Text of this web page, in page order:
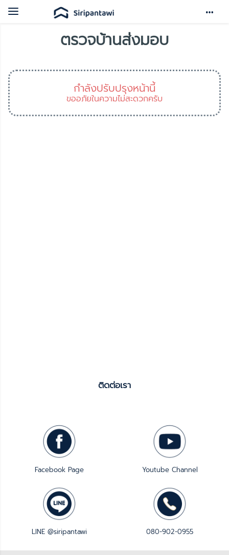
Toggle
ตรวจบ้านส่งมอบ
กำลังปรับปรุงหน้านี้
ขออภัยในความไม่สะดวกครับ
ติดต่อเรา
Facebook Page Youtube Channel
LINE @siripantawi 080-902-0955